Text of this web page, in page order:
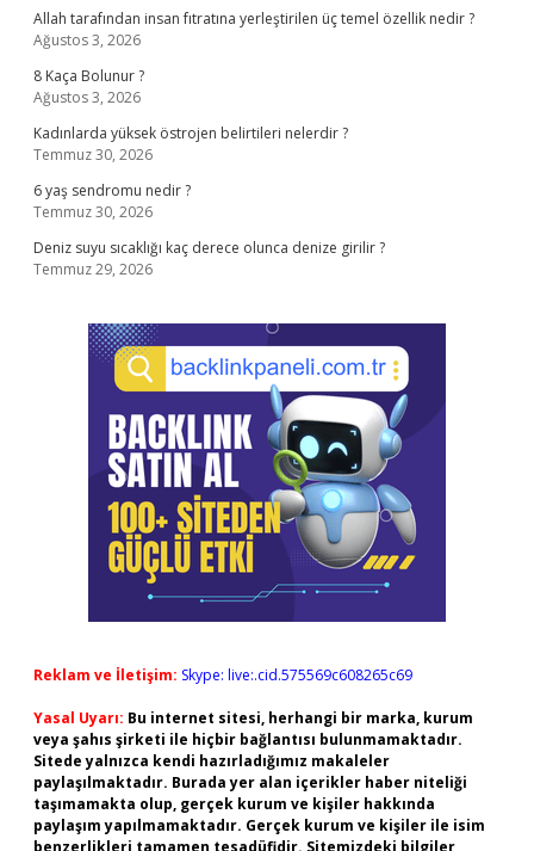
Allah tarafından insan fıtratına yerleştirilen üç temel özellik nedir ?
Ağustos 3, 2026
8 Kaça Bolunur ?
Ağustos 3, 2026
Kadınlarda yüksek östrojen belirtileri nelerdir ?
Temmuz 30, 2026
6 yaş sendromu nedir ?
Temmuz 30, 2026
Deniz suyu sıcaklığı kaç derece olunca denize girilir ?
Temmuz 29, 2026
Reklam ve İletişim: Skype: live:.cid.575569c608265c69
Yasal Uyarı: Bu internet sitesi, herhangi bir marka, kurum
veya şahıs şirketi ile hiçbir bağlantısı bulunmamaktadır.
Sitede yalnızca kendi hazırladığımız makaleler
paylaşılmaktadır. Burada yer alan içerikler haber niteliği
taşımamakta olup, gerçek kurum ve kişiler hakkında
paylaşım yapılmamaktadır. Gerçek kurum ve kişiler ile isim
benzerlikleri tamamen tesadüfidir. Sitemizdeki bilgiler